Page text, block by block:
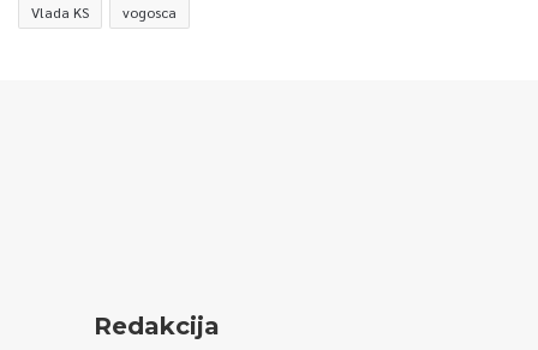
Vlada KS vogosca
Redakcija